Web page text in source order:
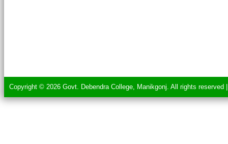
Copyright © 2026 Govt. Debendra College, Manikgonj. All rights reserved